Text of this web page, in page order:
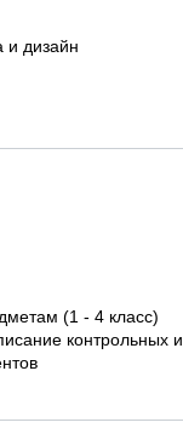
дизайн
(1 - 4 класс)
контрольных и